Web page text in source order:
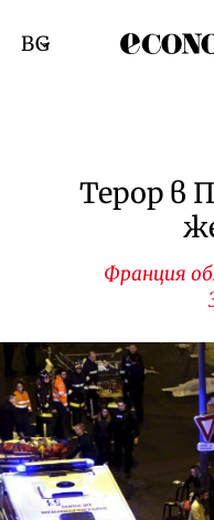
Смяна на език
Терор в
Франция